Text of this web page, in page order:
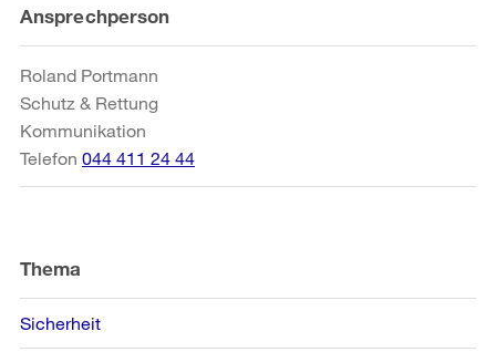
Weitere
Informationen
Ansprechperson
Roland Portmann
Schutz & Rettung
Kommunikation
Telefon 044 411 24 44
Thema
Sicherheit